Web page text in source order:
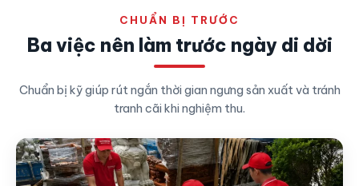
CHUẨN BỊ TRƯỚC
Ba việc nên làm trước ngày di dời
Chuẩn bị kỹ giúp rút ngắn thời gian ngưng sản xuất và tránh
tranh cãi khi nghiệm thu.